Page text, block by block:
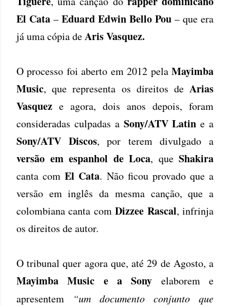
El Cata – Eduard Edwin Bello Pou – que era
já uma cópia deAris Vasquez.
O processo foi aberto em 2012 pela Mayimba
Music, que representa os direitos de Arias
Vasquez e agora, dois anos depois, foram
consideradas culpadas a Sony/ATV Latine a
Sony/ATV Discos, por terem divulgado a
versão em espanhol de Loca, que Shakira
canta com El Cata. Não ficou provado que a
versão em inglês da mesma canção, que a
colombiana canta comDizzee Rascal, infrinja
os direitos de autor.
O tribunal quer agora que, até 29 de Agosto, a
Mayimba Music e a Sony elaborem e
apresentem
“um documento conjunto que